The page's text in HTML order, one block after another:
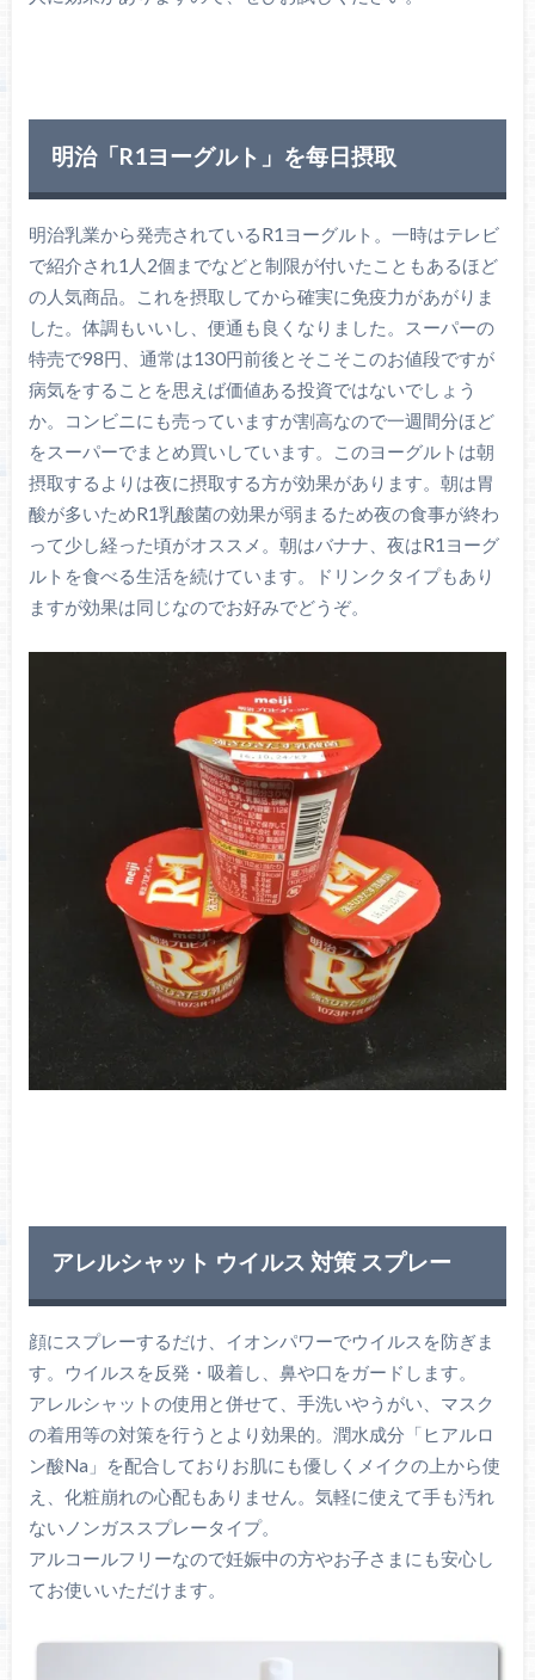
明治「R1ヨーグルト」を每日摂取
明治乳業から発売されているR1ヨーグルト。一時はテレビ
で紹介され1人2個までなどと制限が付いたこともあるほど
の人気商品。これを摂取してから確実に免疫力があがりま
した。体調もいいし、便通も良くなりました。スーパーの
特売で98円、通常は130円前後とそこそこのお値段ですが
病気をすることを思えば価値ある投資ではないでしょう
か。コンビニにも売っていますが割高なので一週間分ほど
をスーパーでまとめ買いしています。このヨーグルトは朝
摂取するよりは夜に摂取する方が効果があります。朝は胃
酸が多いためR1乳酸菌の効果が弱まるため夜の食事が終わ
って少し経った頃がオススメ。朝はバナナ、夜はR1ヨーグ
ルトを食べる生活を続けています。ドリンクタイプもあり
ますが効果は同じなのでお好みでどうぞ。
アレルシャット ウイルス 対策 スプレー
顔にスプレーするだけ、イオンパワーでウイルスを防ぎま
す。ウイルスを反発・吸着し、鼻や口をガードします。
アレルシャットの使用と併せて、手洗いやうがい、マスク
の着用等の対策を行うとより効果的。潤水成分「ヒアルロ
ン酸Na」を配合しておりお肌にも優しくメイクの上から使
え、化粧崩れの心配もありません。気軽に使えて手も汚れ
ないノンガススプレータイプ。
アルコールフリーなので妊娠中の方やお子さまにも安心し
てお使いいただけます。